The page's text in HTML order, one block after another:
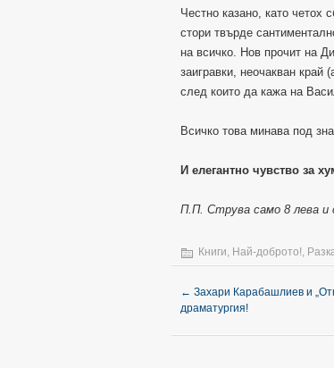
Честно казано, като четох
стори твърде
на всичко. Нов прочит на
заигравки, неочакван край
след които да кажа на
Всичко това минава под
И елегантно чувство за
П.П. Струва само 8 лева и
Книги, Най-доброто!,
← Захари Карабашлиев и
драматургия!